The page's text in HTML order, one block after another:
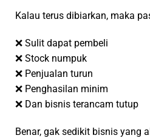
Kalau terus dibiarkan, maka
❌ Sulit dapat pembeli
❌ Stock numpuk
❌ Penjualan turun
❌ Penghasilan minim
❌ Dan bisnis terancam tutup
Benar, gak sedikit bisnis yang